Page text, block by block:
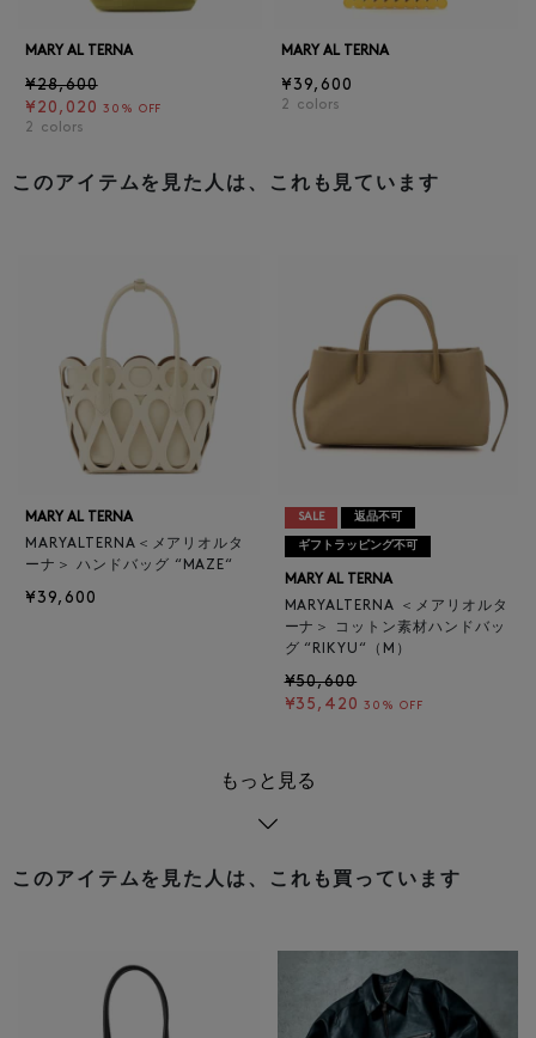
MARY AL TERNA
¥28,600
¥20,020 30% OFF
2 colors
MARY AL TERNA
¥39,600
2 colors
このアイテムを見た人は、これも見ています
MARY AL TERNA
MARYALTERNA＜メアリオルタ
ーナ＞ ハンドバッグ “MAZE“
¥39,600
SALE 返品不可
ギフトラッピング不可
MARY AL TERNA
MARYALTERNA ＜メアリオルタ
ーナ＞ コットン素材ハンドバッ
グ “RIKYU“（M）
¥50,600
¥35,420 30% OFF
もっと見る
このアイテムを見た人は、これも買っています